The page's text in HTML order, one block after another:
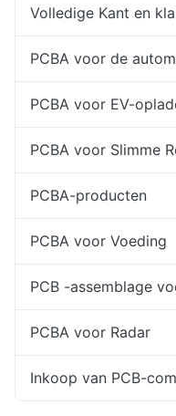
Volledige Kant en
PCBA voor de
PCBA voor EV-
PCBA voor Slimme
PCBA-producten
PCBA voor Voeding
PCB -assemblage
PCBA voor Radar
Inkoop van PCB-